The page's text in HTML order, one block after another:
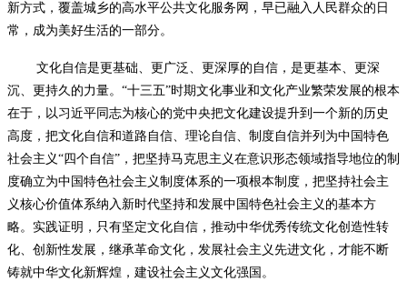
新方式，覆盖城乡的高水平公共文化服务网，早已融入人民群众的日
常，成为美好生活的一部分。
文化自信是更基础、更广泛、更深厚的自信，是更基本、更深
沉、更持久的力量。“十三五”时期文化事业和文化产业繁荣发展的根本
在于，以习近平同志为核心的党中央把文化建设提升到一个新的历史
高度，把文化自信和道路自信、理论自信、制度自信并列为中国特色
社会主义“四个自信”，把坚持马克思主义在意识形态领域指导地位的制
度确立为中国特色社会主义制度体系的一项根本制度，把坚持社会主
义核心价值体系纳入新时代坚持和发展中国特色社会主义的基本方
略。实践证明，只有坚定文化自信，推动中华优秀传统文化创造性转
化、创新性发展，继承革命文化，发展社会主义先进文化，才能不断
铸就中华文化新辉煌，建设社会主义文化强国。